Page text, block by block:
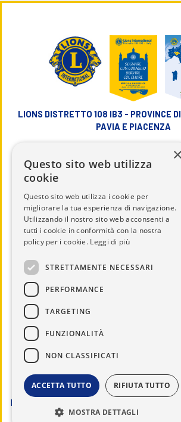
LIONS DISTRETTO 108 IB3 - PROVINCE
PAVIA E PIACENZA
CHI SIAMO
IL DISTRETTO
NEWS ED EVENTI
Lions Club International | Distretto 108 IB3
Data ultimo aggiornamento
×
Questo sito web utilizza
cookie
Questo sito web utilizza i cookie per
migliorare la tua esperienza di navigazione.
Utilizzando il nostro sito web acconsenti a
tutti i cookie in conformità con la nostra
policy per i cookie. Leggi di più
STRETTAMENTE NECESSARI
PERFORMANCE
TARGETING
FUNZIONALITÀ
NON CLASSIFICATI
ACCETTA TUTTO RIFIUTA TUTTO
MOSTRA DETTAGLI